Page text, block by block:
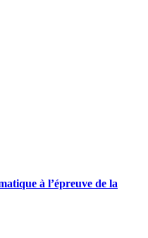
à l’épreuve de la